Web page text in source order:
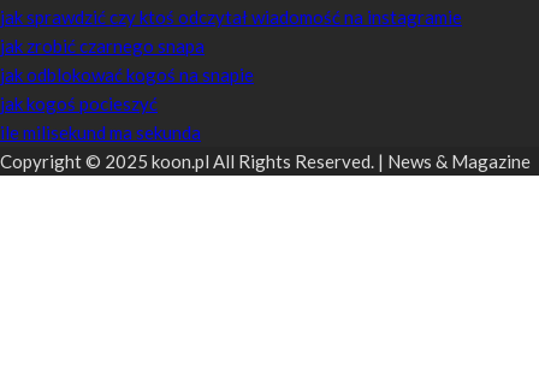
jak sprawdzić czy ktoś odczytał wiadomość na instagramie
jak zrobić czarnego snapa
jak odblokować kogoś na snapie
jak kogoś pocieszyć
ile milisekund ma sekunda
Copyright © 2025 koon.pl All Rights Reserved. | News & Magazine